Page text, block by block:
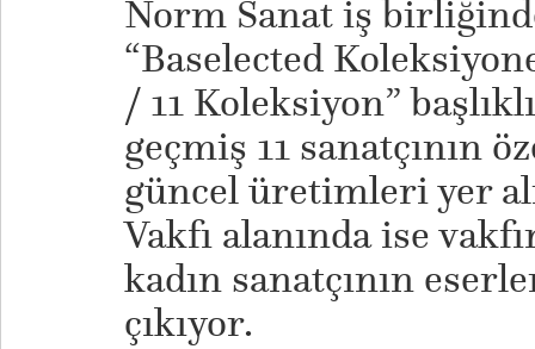
Norm Sanat iş
“Baselected
/ 11 Koleksiyon”
geçmiş 11 sanatçının
güncel üretimleri yer
Vakfı alanında ise
kadın sanatçının
çıkıyor.